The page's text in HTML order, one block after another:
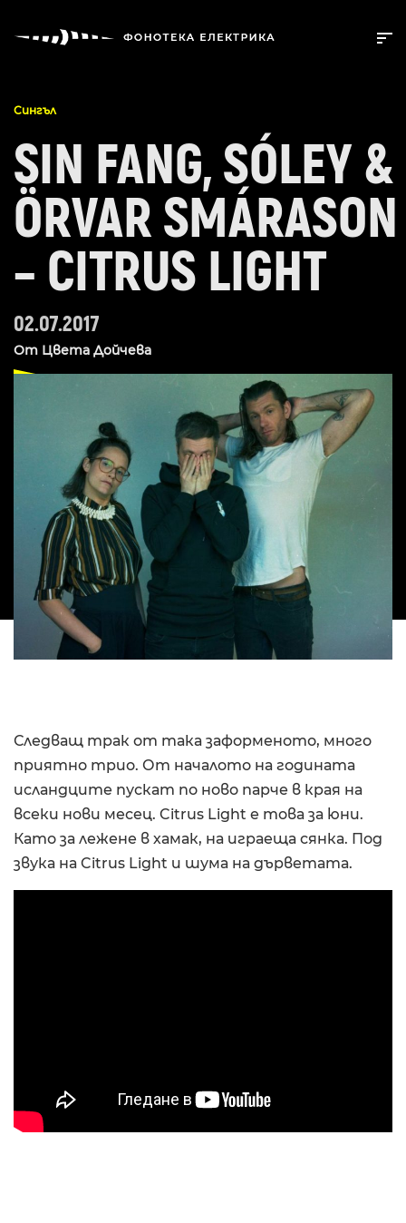
Сингъл
SIN FANG, SÓLEY &
ÖRVAR SMÁRASON
– CITRUS LIGHT
02.07.2017
От Цвета Дойчева
Следващ трак от така заформеното, много
приятно трио. От началото на годината
исландците пускат по ново парче в края на
всеки нови месец. Citrus Light е това за юни.
Като за лежене в хамак, на играеща сянка. Под
звука на Citrus Light и шума на дърветата.